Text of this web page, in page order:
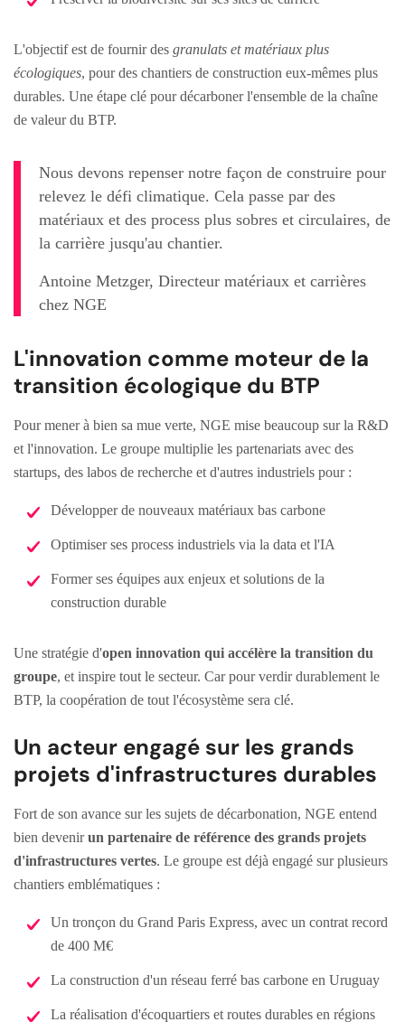
L'objectif est de fournir des granulats et matériaux plus
écologiques, pour des chantiers de construction eux-mêmes plus
durables. Une étape clé pour décarboner l'ensemble de la chaîne
de valeur du BTP.
Nous devons repenser notre façon de construire pour
relevez le défi climatique. Cela passe par des
matériaux et des process plus sobres et circulaires, de
la carrière jusqu'au chantier.
Antoine Metzger, Directeur matériaux et carrières
chez NGE
L'innovation comme moteur de la
transition écologique du BTP
Pour mener à bien sa mue verte, NGE mise beaucoup sur la R&D
et l'innovation. Le groupe multiplie les partenariats avec des
startups, des labos de recherche et d'autres industriels pour :
Développer de nouveaux matériaux bas carbone
Optimiser ses process industriels via la data et l'IA
Former ses équipes aux enjeux et solutions de la
construction durable
Une stratégie d'open innovation qui accélère la transition du
groupe, et inspire tout le secteur. Car pour verdir durablement le
BTP, la coopération de tout l'écosystème sera clé.
Un acteur engagé sur les grands
projets d'infrastructures durables
Fort de son avance sur les sujets de décarbonation, NGE entend
bien devenirun partenaire de référence des grands projets
d'infrastructures vertes. Le groupe est déjà engagé sur plusieurs
chantiers emblématiques :
Un tronçon du Grand Paris Express, avec un contrat record
de 400 M€
La construction d'un réseau ferré bas carbone en Uruguay
La réalisation d'écoquartiers et routes durables en régions